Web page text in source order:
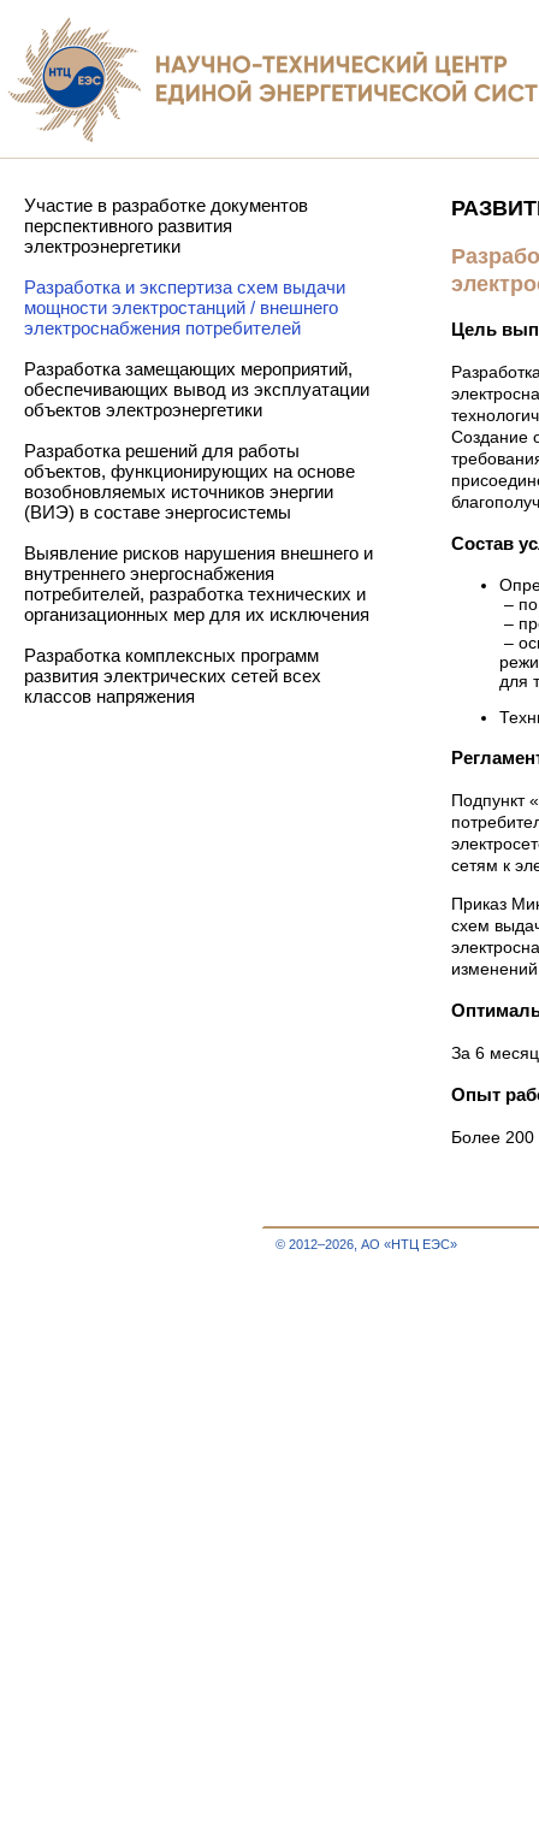
Участие в разработке документов
перспективного развития
электроэнергетики
Разработка и экспертиза схем выдачи
мощности электростанций / внешнего
электроснабжения потребителей
Разработка замещающих мероприятий,
обеспечивающих вывод из эксплуатации
объектов электроэнергетики
Разработка решений для работы
объектов, функционирующих на основе
возобновляемых источников энергии
(ВИЭ) в составе энергосистемы
Выявление рисков нарушения внешнего и
внутреннего энергоснабжения
потребителей, разработка технических и
организационных мер для их исключения
Разработка комплексных программ
развития электрических сетей всех
классов напряжения
Цель
Создание
Состав
– по
–
–
для
Подпункт
сетям к
Приказ
схем
За 6
Опыт
Более
© 2012–2026, АО «НТЦ ЕЭС»